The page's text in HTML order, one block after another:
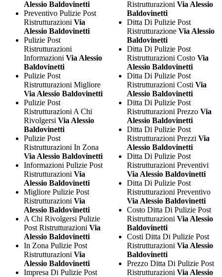
Alessio Baldovinetti
Preventivo Pulizie Post
Ristrutturazioni Via
Alessio Baldovinetti
Pulizie Post
Ristrutturazioni
Informazioni Via Alessio
Baldovinetti
Pulizie Post
Ristrutturazioni Migliore
Via Alessio Baldovinetti
Pulizie Post
Ristrutturazioni A Chi
Rivolgersi Via Alessio
Baldovinetti
Pulizie Post
Ristrutturazioni In Zona
Via Alessio Baldovinetti
Informazioni Pulizie Post
Ristrutturazioni Via
Alessio Baldovinetti
Migliore Pulizie Post
Ristrutturazioni Via
Alessio Baldovinetti
A Chi Rivolgersi Pulizie
Post Ristrutturazioni Via
Alessio Baldovinetti
In Zona Pulizie Post
Ristrutturazioni Via
Alessio Baldovinetti
Impresa Di Pulizie Post
RistrutturazioniVia Alessio
Baldovinetti
Ditta Di Pulizie Post
RistrutturazioneVia Alessio
Baldovinetti
Ditta Di Pulizie Post
Ristrutturazioni CostoVia
Alessio Baldovinetti
Ditta Di Pulizie Post
Ristrutturazioni CostiVia
Alessio Baldovinetti
Ditta Di Pulizie Post
Ristrutturazioni PrezzoVia
Alessio Baldovinetti
Ditta Di Pulizie Post
Ristrutturazioni PrezziVia
Alessio Baldovinetti
Ditta Di Pulizie Post
Ristrutturazioni Preventivi
Via Alessio Baldovinetti
Ditta Di Pulizie Post
Ristrutturazioni Preventivo
Via Alessio Baldovinetti
Costo Ditta Di Pulizie Post
RistrutturazioniVia Alessio
Baldovinetti
Costi Ditta Di Pulizie Post
RistrutturazioniVia Alessio
Baldovinetti
Prezzo Ditta Di Pulizie Post
RistrutturazioniVia Alessio